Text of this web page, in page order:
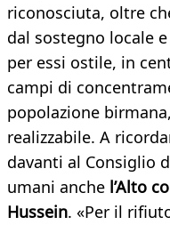
riconosciuta, oltre
dal sostegno locale
per essi ostile, in
campi di
popolazione
realizzabile. A
davanti al Consiglio
umani anche l’Alto
Hussein. «Per il